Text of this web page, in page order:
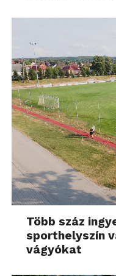
Több száz
sporthelyszín
vágyókat